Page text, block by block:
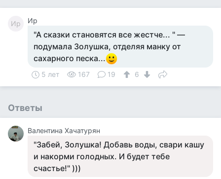
Ир Ир
"А сказки становятся все жестче... " —
подумала Золушка, отделяя манку от
сахарного песка...
5 лет 167 19 6
Ответы
Валентина Хачатурян
"Забей, Золушка! Добавь воды, свари кашу
и накорми голодных. И будет тебе
счастье!" )))